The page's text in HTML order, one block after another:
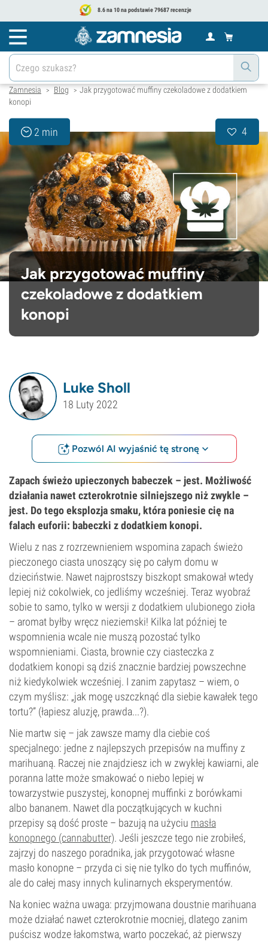
8.6 na 10 na podstawie 79687 recenzje
Zamnesia > Blog > Jak przygotować muffiny czekoladowe z dodatkiem
konopi
2 min 4
Jak przygotować muffiny
czekoladowe z dodatkiem
konopi
Luke Sholl
18 Luty 2022
Pozwól AI wyjaśnić tę stronę
Zapach świeżo upieczonych babeczek – jest. Możliwość
działania nawet czterokrotnie silniejszego niż zwykle –
jest. Do tego eksplozja smaku, która poniesie cię na
falach euforii: babeczki z dodatkiem konopi.
Wielu z nas z rozrzewnieniem wspomina zapach świeżo
pieczonego ciasta unoszący się po całym domu w
dzieciństwie. Nawet najprostszy biszkopt smakował wtedy
lepiej niż cokolwiek, co jedliśmy wcześniej. Teraz wyobraź
sobie to samo, tylko w wersji z dodatkiem ulubionego zioła
– aromat byłby wręcz nieziemski! Kilka lat później te
wspomnienia wcale nie muszą pozostać tylko
wspomnieniami. Ciasta, brownie czy ciasteczka z
dodatkiem konopi są dziś znacznie bardziej powszechne
niż kiedykolwiek wcześniej. I zanim zapytasz – wiem, o
czym myślisz: „jak mogę uszczknąć dla siebie kawałek tego
tortu?” (łapiesz aluzję, prawda...?).
Nie martw się – jak zawsze mamy dla ciebie coś
specjalnego: jedne z najlepszych przepisów na muffiny z
marihuaną. Raczej nie znajdziesz ich w zwykłej kawiarni, ale
poranna latte może smakować o niebo lepiej w
towarzystwie puszystej, konopnej muffinki z borówkami
albo bananem. Nawet dla początkujących w kuchni
przepisy są dość proste – bazują na użyciu masła
konopnego (cannabutter). Jeśli jeszcze tego nie zrobiłeś,
zajrzyj do naszego poradnika, jak przygotować własne
masło konopne – przyda ci się nie tylko do tych muffinów,
ale do całej masy innych kulinarnych eksperymentów.
Na koniec ważna uwaga: przyjmowana doustnie marihuana
może działać nawet czterokrotnie mocniej, dlatego zanim
puścisz wodze łakomstwa, warto poczekać, aż pierwszy